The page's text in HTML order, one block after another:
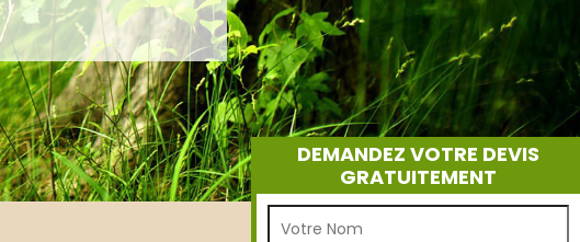
DEMANDEZ VOTRE DEVIS
GRATUITEMENT